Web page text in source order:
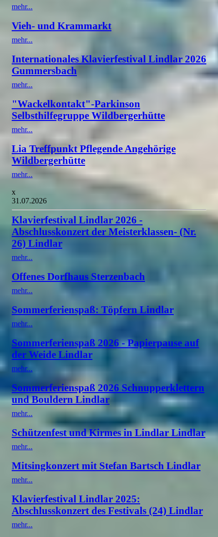
mehr...
Vieh- und Krammarkt
mehr...
Internationales Klavierfestival Lindlar 2026
Gummersbach
mehr...
"Wackelkontakt"-Parkinson
Selbsthilfegruppe Wildbergerhütte
mehr...
Lia Treffpunkt Pflegende Angehörige
Wildbergerhütte
mehr...
x
31.07.2026
Klavierfestival Lindlar 2026 -
Abschlusskonzert der Meisterklassen- (Nr.
26) Lindlar
mehr...
Offenes Dorfhaus Sterzenbach
mehr...
Sommerferienspaß: Töpfern Lindlar
mehr...
Sommerferienspaß 2026 - Papierpause auf
der Weide Lindlar
mehr...
Sommerferienspaß 2026 Schnupperklettern
und Bouldern Lindlar
mehr...
Schützenfest und Kirmes in Lindlar Lindlar
mehr...
Mitsingkonzert mit Stefan Bartsch Lindlar
mehr...
Klavierfestival Lindlar 2025:
Abschlusskonzert des Festivals (24) Lindlar
mehr...